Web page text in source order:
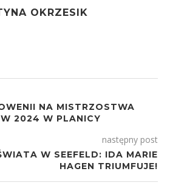
OKRZESIK
NA MISTRZOSTWA
2024 W PLANICY
następny post
W SEEFELD: IDA MARIE
HAGEN TRIUMFUJE!